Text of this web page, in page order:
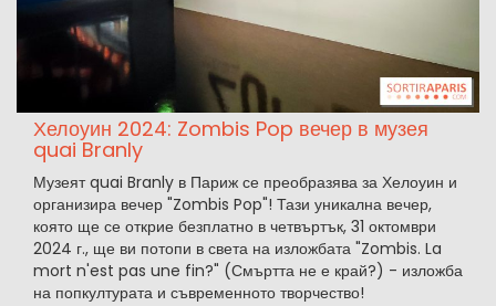
Хелоуин 2024: Zombis Pop вечер в музея
quai Branly
Музеят quai Branly в Париж се преобразява за Хелоуин и
организира вечер "Zombis Pop"! Тази уникална вечер,
която ще се открие безплатно в четвъртък, 31 октомври
2024 г., ще ви потопи в света на изложбата "Zombis. La
mort n'est pas une fin?" (Смъртта не е край?) - изложба
на попкултурата и съвременното творчество!